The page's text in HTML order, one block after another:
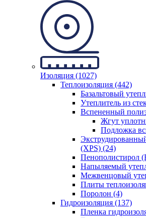
Изоляция (1027)
Теплоизоляция (442)
Базальтовый
Утеплитель из
Вспененный
Жгут
Подложка
(XPS) (24)
Пенополистирол
Напыляемый
Межвенцовый
Плиты
Поролон (4)
Гидроизоляция (137)
Пленка